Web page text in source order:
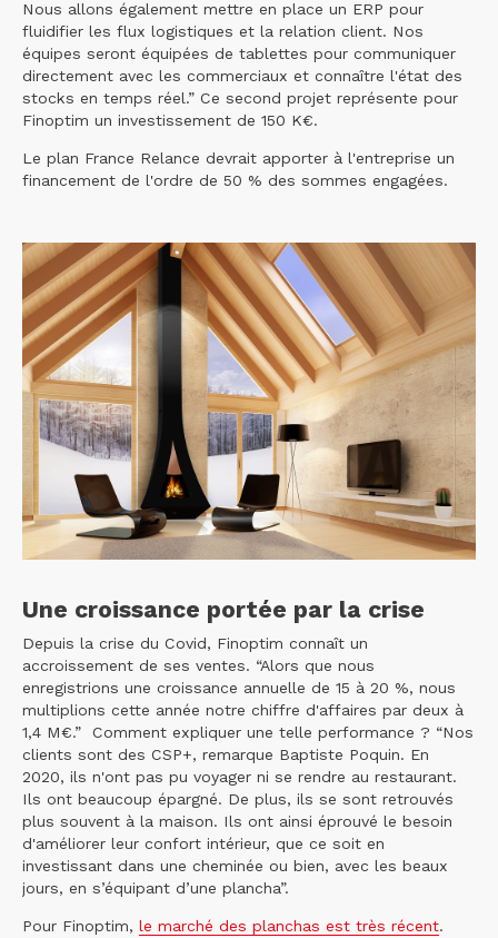
Nous allons également mettre en place un ERP pour
fluidifier les flux logistiques et la relation client. Nos
équipes seront équipées de tablettes pour communiquer
directement avec les commerciaux et connaître l'état des
stocks en temps réel.” Ce second projet représente pour
Finoptim un investissement de 150 K€.
Le plan France Relance devrait apporter à l'entreprise un
financement de l'ordre de 50 % des sommes engagées.
Une croissance portée par la crise
Depuis la crise du Covid, Finoptim connaît un
accroissement de ses ventes. “Alors que nous
enregistrions une croissance annuelle de 15 à 20 %, nous
multiplions cette année notre chiffre d'affaires par deux à
1,4 M€.” Comment expliquer une telle performance ? “Nos
clients sont des CSP+, remarque Baptiste Poquin. En
2020, ils n'ont pas pu voyager ni se rendre au restaurant.
Ils ont beaucoup épargné. De plus, ils se sont retrouvés
plus souvent à la maison. Ils ont ainsi éprouvé le besoin
d'améliorer leur confort intérieur, que ce soit en
investissant dans une cheminée ou bien, avec les beaux
jours, en s’équipant d’une plancha”.
Pour Finoptim, le marché des planchas est très récent.